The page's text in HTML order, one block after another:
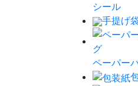
シール
手提げ
ペーパー